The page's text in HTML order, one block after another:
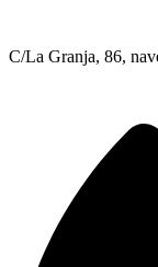
C/La Granja, 86,